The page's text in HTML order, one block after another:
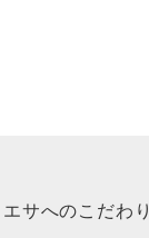
エサへのこだわり